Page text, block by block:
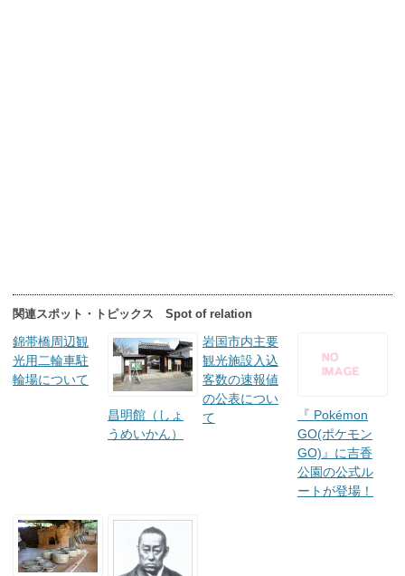
関連スポット・トピックス Spot of relation
錦帯橋周辺観
光用二輪車駐
輪場について
昌明館（しょ
うめいかん）
岩国市内主要
観光施設入込
客数の速報値
の公表につい
て
『 Pokémon
GO(ポケモン
GO)』に吉香
公園の公式ル
ートが登場！